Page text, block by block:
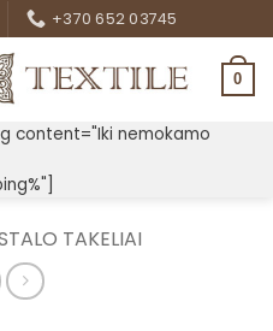
+370 652 03745
0
content="Iki nemokamo
TAKELIAI